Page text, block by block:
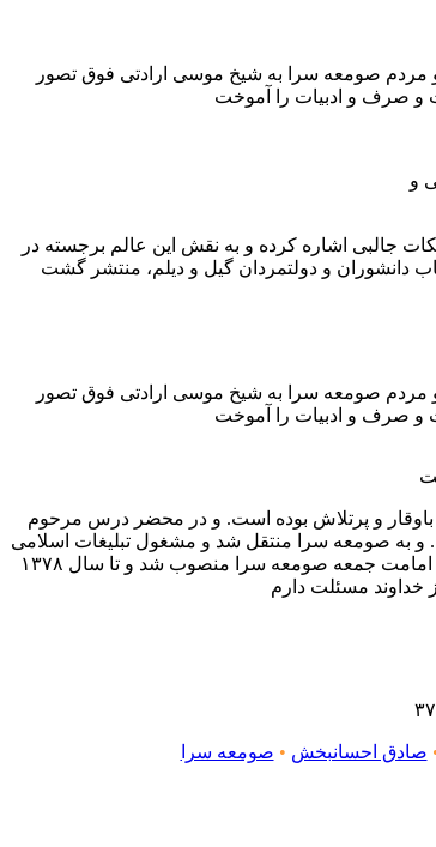
نزد پدر تلمذ نمود. و مردم صومعه سرا به شیخ موسی ارادتی فوق تصور
و
جالبی اشاره کرده و به نقش این عالم برجسته در
و مردم صومعه سرا به شیخ موسی ارادتی فوق تصور
و باوقار و پرتلاش بوده است. و در محضر درس مرحوم
و به صومعه سرا منتقل شد و مشغول تبلیغات اسلامی
گردید. و در زمان انقلاب، از روحانیون مخالف رژیم محسوب می شد و در بیداری مردم صومعه سرا و اطراف، تلاش بی وقفه داشت و در سال ۱۳۵۹ به امامت جمعه صومعه سرا منصوب شد و تا سال ۱۳۷۸
صادق احسانبخش • صومعه سرا